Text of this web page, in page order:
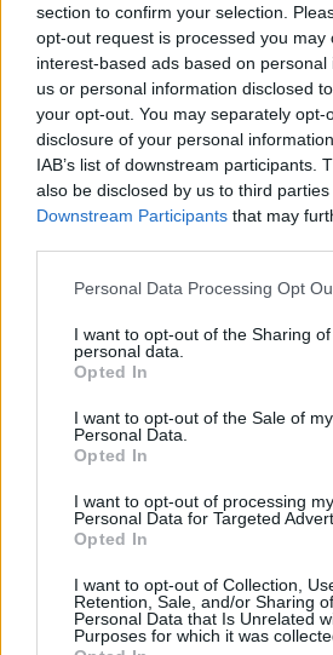
section to confirm your selection.
opt-out request is processed you may
interest-based ads based on
us or personal information disclosed
your opt-out. You may separately opt-
disclosure of your personal
IAB’s list of downstream participants.
also be disclosed by us to third
Downstream Participants that may
Personal Data Processing Opt
I want to opt-out of the Sharing
personal data.
Opted In
I want to opt-out of the Sale of my
Personal Data.
Opted In
I want to opt-out of processing my
Personal Data for Targeted
Opted In
I want to opt-out of Collection,
Retention, Sale, and/or Sharing
Personal Data that Is Unrelated
Purposes for which it was
que gran parte de los equipos
participantes ya han confirmado su
presencia en el próximo torneo 3x3,
que se celebrará del 17 al 19 de julio
en el Pabellón Municipal de Teguise y
volverá a contar con categorías
Inclusiva, Sub-17 y Sénior Mixta. Las
personas interesadas en participar
pueden solicitar más información a
través del correo electrónico
canarias3x3.com@gmail.com.
Nombre
(requerido)
Refescar